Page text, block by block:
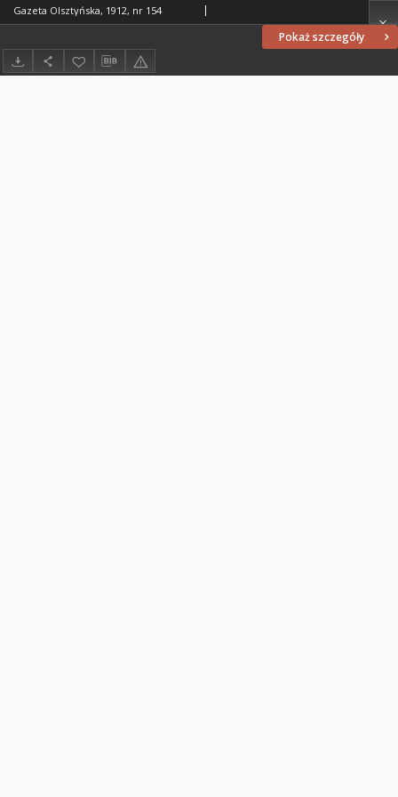
Pokaż szczegóły
Gazeta Olsztyńska, 1912, nr 154